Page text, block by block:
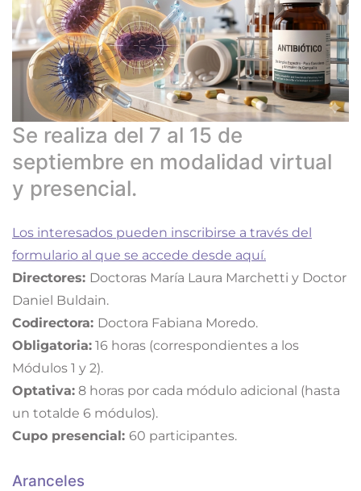
Se realiza del 7 al 15 de
septiembre en modalidad virtual
y presencial.
Los interesados pueden inscribirse a través del
formulario al que se accede desde aquí.
Directores: Doctoras María Laura Marchetti y Doctor
Daniel Buldain.
Codirectora: Doctora Fabiana Moredo.
Obligatoria: 16 horas (correspondientes a los
Módulos 1 y 2).
Optativa: 8 horas por cada módulo adicional (hasta
un totalde 6 módulos).
Cupo presencial: 60 participantes.
Aranceles